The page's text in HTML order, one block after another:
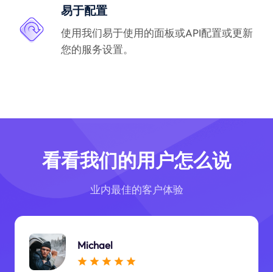
易于配置
使用我们易于使用的面板或API配置或更新
您的服务设置。
看看我们的用户怎么说
业内最佳的客户体验
Michael